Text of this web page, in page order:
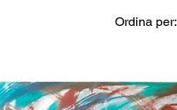
Ordina per: